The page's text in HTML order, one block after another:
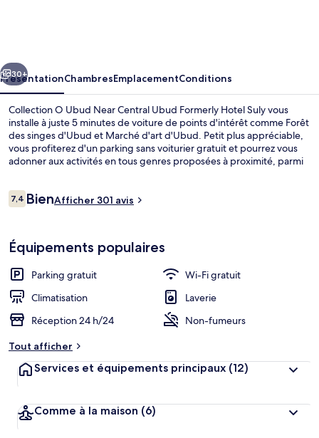
Central
Ubud
Formerly
Hotel
Suly
Suivant
30+
PrésentationChambresEmplacementConditions
Collection O Ubud Near Central Ubud Formerly Hotel Suly vous
installe à juste 5 minutes de voiture de points d'intérêt comme Forêt
des singes d'Ubud et Marché d'art d'Ubud. Petit plus appréciable,
vous profiterez d'un parking sans voiturier gratuit et pourrez vous
adonner aux activités en tous genres proposées à proximité, parmi
royal d'Ubud et Sentier Campuhan Ridge Walk.
Avis
voyageurs
7,47,4 sur 10
BienAfficher 301 avis
Équipements populaires
Parking gratuit
Wi-Fi gratuit
Climatisation
Laverie
Réception 24 h/24
Non-fumeurs
Tout afficher
Services et équipements principaux (12)
Comme à la maison (6)